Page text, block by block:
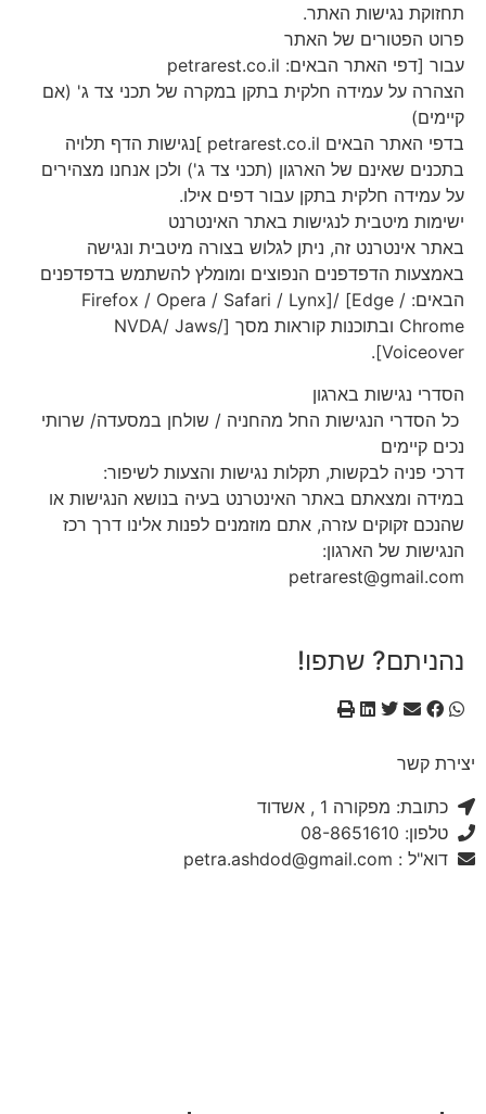
תחזוקת נגישות האתר.
פרוט הפטורים של האתר
עבור [דפי האתר הבאים: petrarest.co.il
הצהרה על עמידה חלקית בתקן במקרה של תכני צד ג' (אם
קיימים)
בדפי האתר הבאים petrarest.co.il ]נגישות הדף תלויה
בתכנים שאינם של הארגון (תכני צד ג') ולכן אנחנו מצהירים
על עמידה חלקית בתקן עבור דפים אילו.
ישימות מיטבית לנגישות באתר האינטרנט
באתר אינטרנט זה, ניתן לגלוש בצורה מיטבית ונגישה
באמצעות הדפדפנים הנפוצים ומומלץ להשתמש בדפדפנים
הבאים: Firefox / Opera / Safari / Lynx]/ [Edge /
Chrome ובתוכנות קוראות מסך [NVDA/ Jaws/
Voiceover].
הסדרי נגישות בארגון
כל הסדרי הנגישות החל מהחניה / שולחן במסעדה/ שרותי
נכים קיימים
דרכי פניה לבקשות, תקלות נגישות והצעות לשיפור:
במידה ומצאתם באתר האינטרנט בעיה בנושא הנגישות או
שהנכם זקוקים עזרה, אתם מוזמנים לפנות אלינו דרך רכז
הנגישות של הארגון:
petrarest@gmail.com
נהניתם? שתפו!
יצירת קשר
כתובת: מפקורה 1 , אשדוד
טלפון: 08-8651610
דוא"ל : petra.ashdod@gmail.com